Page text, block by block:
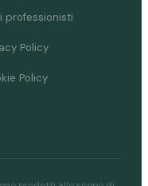
professionisti
Policy
Policy